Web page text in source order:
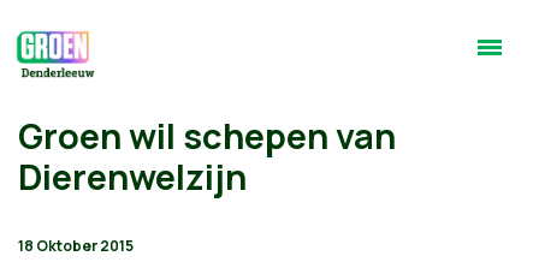
Groen wil schepen van
Dierenwelzijn
18 Oktober 2015